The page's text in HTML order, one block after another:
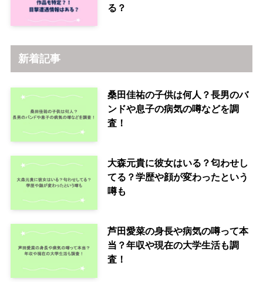
る？
新着記事
桑田佳祐の子供は何人？長男のバ
ンドや息子の病気の噂などを調
査！
大森元貴に彼女はいる？匂わせし
てる？学歴や顔が変わったという
噂も
芦田愛菜の身長や病気の噂って本
当？年収や現在の大学生活も調
査！